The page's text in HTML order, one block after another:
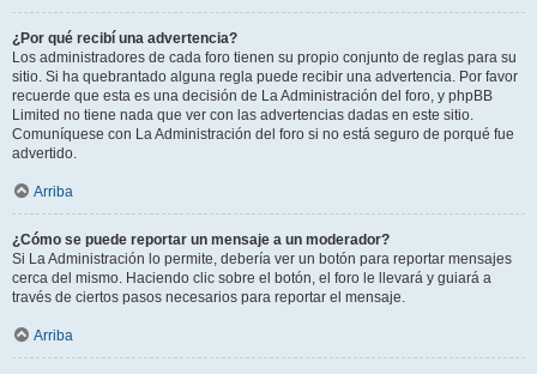
¿Por qué recibí una advertencia?
Los administradores de cada foro tienen su propio conjunto de reglas para su
sitio. Si ha quebrantado alguna regla puede recibir una advertencia. Por favor
recuerde que esta es una decisión de La Administración del foro, y phpBB
Limited no tiene nada que ver con las advertencias dadas en este sitio.
Comuníquese con La Administración del foro si no está seguro de porqué fue
advertido.
Arriba
¿Cómo se puede reportar un mensaje a un moderador?
Si La Administración lo permite, debería ver un botón para reportar mensajes
cerca del mismo. Haciendo clic sobre el botón, el foro le llevará y guiará a
través de ciertos pasos necesarios para reportar el mensaje.
Arriba